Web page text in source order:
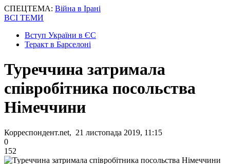
СПЕЦТЕМА: Війна в Ірані
ВСІ ТЕМИ
Вступ України в ЄС
Теракт в Барселоні
Туреччина затримала
співробітника посольства
Німеччини
Корреспондент.net, 21 листопада 2019, 11:15
0
152